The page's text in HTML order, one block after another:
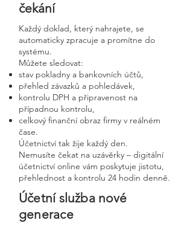
čekání
Každý doklad, který nahrajete, se
automaticky zpracuje a promítne do
systému.
Můžete sledovat:
stav pokladny a bankovních účtů,
přehled závazků a pohledávek,
kontrolu DPH a připravenost na
případnou kontrolu,
celkový finanční obraz firmy v reálném
čase.
Účetnictví tak žije každý den.
Nemusíte čekat na uzávěrky – digitální
účetnictví online vám poskytuje jistotu,
přehlednost a kontrolu 24 hodin denně.
Účetní služba nové
generace